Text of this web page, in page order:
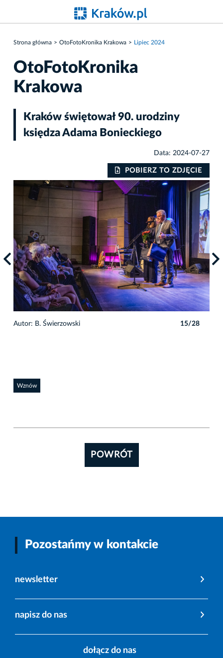
Strona główna OtoFotoKronika Krakowa Lipiec 2024
OtoFotoKronika
Krakowa
Kraków świętował 90. urodziny
księdza Adama Bonieckiego
Data: 2024-07-27
POBIERZ TO ZDJĘCIE
Autor: B. Świerzowski 15/28
Wznów
POWRÓT
Pozostańmy w kontakcie
newsletter
napisz do nas
dołącz do nas